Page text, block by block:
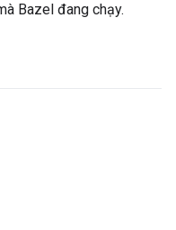
Bazel đang chạy.